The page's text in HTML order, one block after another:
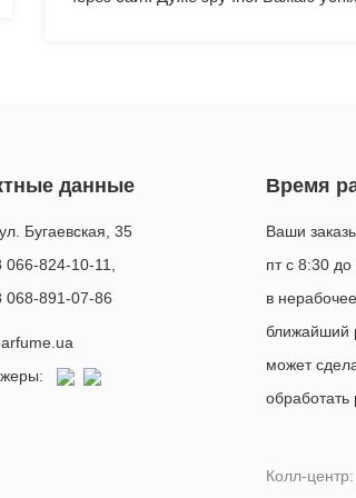
данные
Бугаевская, 35
066-824-10-11
068-891-07-86
Время
Ваши
пт с 8:30
в
ближайший
может
Колл-центр: